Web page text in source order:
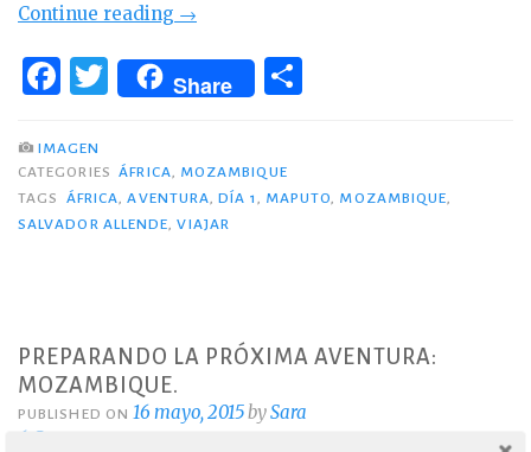
Continue reading «Maputo
serás
1)»
→
F
c
e
b
k
T
w
it
te
r
Share
p
IMAGEN
CATEGORIES ÁFRICA
MOZAMBIQUE
TAGS
ÁFRICA ,AVENTURA ,DÍA 1 MAPUTO MOZAMBIQUE
SALVADOR ALLENDE ,VIAJAR
PREPARANDO LA PRÓXIMA AVENTURA:
MOZAMBIQUE.
PUBLISHED ON 16 mayo, 2015bySara
6 Comments